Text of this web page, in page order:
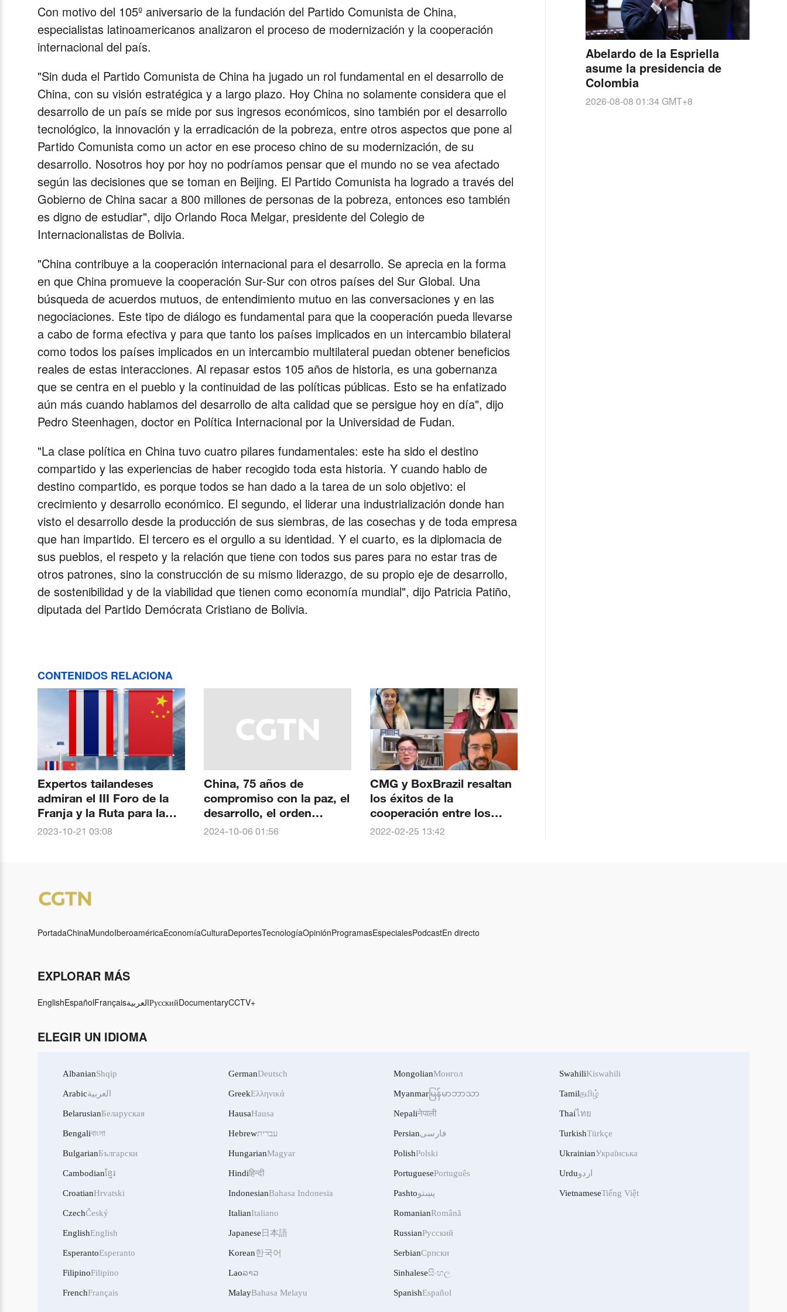
Video
Con motivo del 105º aniversario de la fundación del Partido Comunista de China,
especialistas latinoamericanos analizaron el proceso de modernización y la cooperación
internacional del país.
"Sin duda el Partido Comunista de China ha jugado un rol fundamental en el desarrollo de
China, con su visión estratégica y a largo plazo. Hoy China no solamente considera que el
desarrollo de un país se mide por sus ingresos económicos, sino también por el desarrollo
tecnológico, la innovación y la erradicación de la pobreza, entre otros aspectos que pone al
Partido Comunista como un actor en ese proceso chino de su modernización, de su
desarrollo. Nosotros hoy por hoy no podríamos pensar que el mundo no se vea afectado
según las decisiones que se toman en Beijing. El Partido Comunista ha logrado a través del
Gobierno de China sacar a 800 millones de personas de la pobreza, entonces eso también
es digno de estudiar", dijo Orlando Roca Melgar, presidente del Colegio de
Internacionalistas de Bolivia.
"China contribuye a la cooperación internacional para el desarrollo. Se aprecia en la forma
en que China promueve la cooperación Sur-Sur con otros países del Sur Global. Una
búsqueda de acuerdos mutuos, de entendimiento mutuo en las conversaciones y en las
negociaciones. Este tipo de diálogo es fundamental para que la cooperación pueda llevarse
a cabo de forma efectiva y para que tanto los países implicados en un intercambio bilateral
como todos los países implicados en un intercambio multilateral puedan obtener beneficios
reales de estas interacciones. Al repasar estos 105 años de historia, es una gobernanza
que se centra en el pueblo y la continuidad de las políticas públicas. Esto se ha enfatizado
aún más cuando hablamos del desarrollo de alta calidad que se persigue hoy en día", dijo
Pedro Steenhagen, doctor en Política Internacional por la Universidad de Fudan.
"La clase política en China tuvo cuatro pilares fundamentales: este ha sido el destino
compartido y las experiencias de haber recogido toda esta historia. Y cuando hablo de
destino compartido, es porque todos se han dado a la tarea de un solo objetivo: el
crecimiento y desarrollo económico. El segundo, el liderar una industrialización donde han
visto el desarrollo desde la producción de sus siembras, de las cosechas y de toda empresa
que han impartido. El tercero es el orgullo a su identidad. Y el cuarto, es la diplomacia de
sus pueblos, el respeto y la relación que tiene con todos sus pares para no estar tras de
otros patrones, sino la construcción de su mismo liderazgo, de su propio eje de desarrollo,
de sostenibilidad y de la viabilidad que tienen como economía mundial", dijo Patricia Patiño,
diputada del Partido Demócrata Cristiano de Bolivia.
CONTENIDOS RELACIONA
Expertos tailandeses
admiran el III Foro de la
Franja y la Ruta para la
Cooperación Internacional
2023-10-21 03:08
China, 75 años de
compromiso con la paz, el
desarrollo, el orden
internacional y un destino
2024-10-06 01:56
CMG y BoxBrazil resaltan
los éxitos de la
cooperación entre los
medios de comunicación
2022-02-25 13:42
Abelardo de la Espriella
asume la presidencia de
Colombia
2026-08-08 01:34GMT+8
PortadaChinaMundoIberoaméricaEconomíaCulturaDeportesTecnologíaOpiniónProgramasEspecialesPodcastEn directo
EXPLORAR MÁS
EnglishEspañolFrançaisالعربيةРусскийDocumentaryCCTV+
ELEGIR UN IDIOMA
AlbanianShqip
Arabicالعربية
BelarusianБеларуская
Bengaliবাংলা
BulgarianБългарски
Cambodianខ្មែរ
CroatianHrvatski
CzechČeský
EnglishEnglish
EsperantoEsperanto
FilipinoFilipino
FrenchFrançais
GermanDeutsch
GreekΕλληνικά
HausaHausa
Hebrewעברית
HungarianMagyar
Hindiहिन्दी
IndonesianBahasa Indonesia
ItalianItaliano
Japanese 日本語
Korean한국어
Laoລາວ
MalayBahasa Melayu
MongolianМонгол
Myanmar မြန်မာဘာသာ
Nepaliनेपाली
Persianفارسی
PolishPolski
PortuguesePortuguês
Pashtoپښتو
RomanianRomână
RussianРусский
SerbianСрпски
Sinhaleseසිංහල
SpanishEspañol
SwahiliKiswahili
Tamilதமிழ்
Thaiไทย
TurkishTürkçe
UkrainianУкраїнська
Urduاردو
VietnameseTiếng Việt